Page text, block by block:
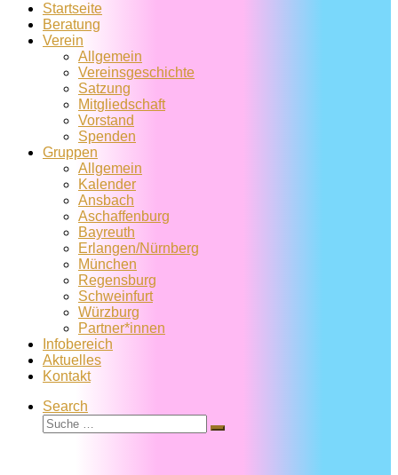
Startseite
Beratung
Verein
Allgemein
Vereins­geschichte
Satzung
Mitglied­schaft
Vorstand
Spenden
Gruppen
Allgemein
Kalender
Ansbach
Aschaffenburg
Bayreuth
Erlangen/Nürnberg
München
Regensburg
Schweinfurt
Würzburg
Partner*innen
Infobereich
Aktuelles
Kontakt
Search
Suche
Suche